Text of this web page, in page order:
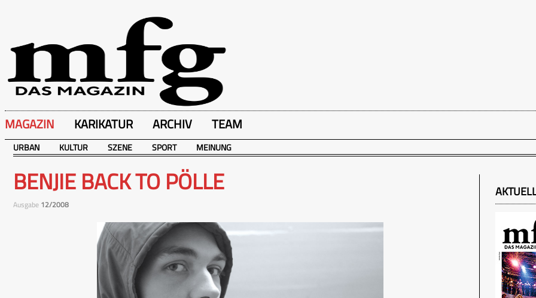
MAGAZIN KARIKATUR ARCHIV TEAM
URBAN KULTUR SZENE SPORT MEINUNG
BENJIE BACK TO PÖLLE
Ausgabe 12/2008